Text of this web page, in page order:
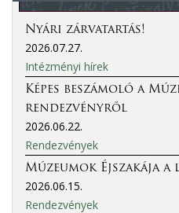
Nyári zárvatartás!
2026.07.27.
Intézményi hírek
Képes beszámoló a
rendezvényről
2026.06.22.
Rendezvények
Múzeumok Éjszakája
2026.06.15.
Rendezvények